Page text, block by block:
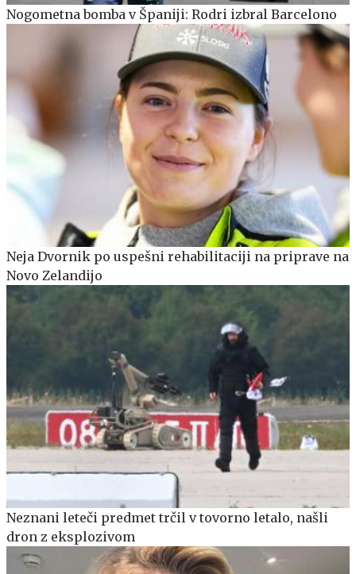
Nogometna bomba v Španiji: Rodri izbral Barcelono
Neja Dvornik po uspešni rehabilitaciji na priprave na
Novo Zelandijo
Neznani leteči predmet trčil v tovorno letalo, našli
dron z eksplozivom